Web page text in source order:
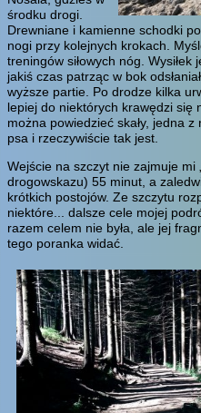
środku drogi.
Drewniane i kamienne schodki
nogi przy kolejnych krokach.
treningów siłowych nóg. Wysiłek
jakiś czas patrząc w bok
wyższe partie. Po drodze kilka
lepiej do niektórych krawędzi się
można powiedzieć skały, jedna
psa i rzeczywiście tak jest.
Wejście na szczyt nie zajmuje mi
drogowskazu) 55 minut, a
krótkich postojów. Ze szczytu
niektóre... dalsze cele mojej
razem celem nie była, ale jej
tego poranka widać.